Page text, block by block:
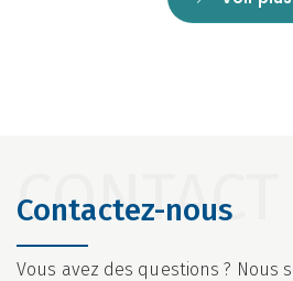
CONTACT
Contactez-nous
Vous avez des questions ? Nous